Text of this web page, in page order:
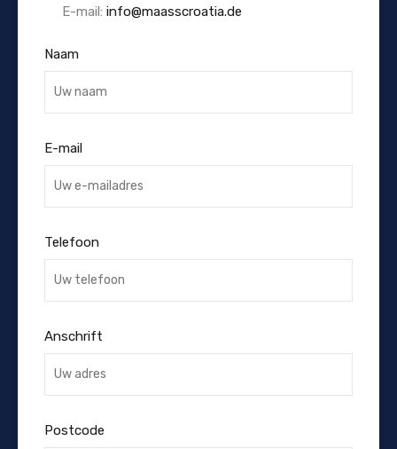
E-mail: info@maasscroatia.de
Naam
E-mail
Telefoon
Anschrift
Postcode